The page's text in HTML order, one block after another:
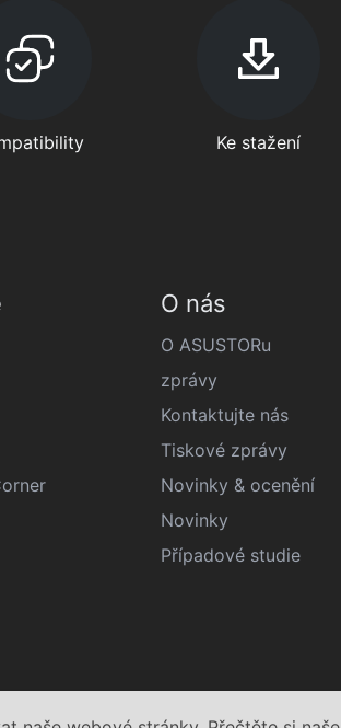
Ke stažení
O nás
O ASUSTORu
zprávy
Kontaktujte nás
Tiskové zprávy
Novinky & ocenění
Novinky
Případové studie